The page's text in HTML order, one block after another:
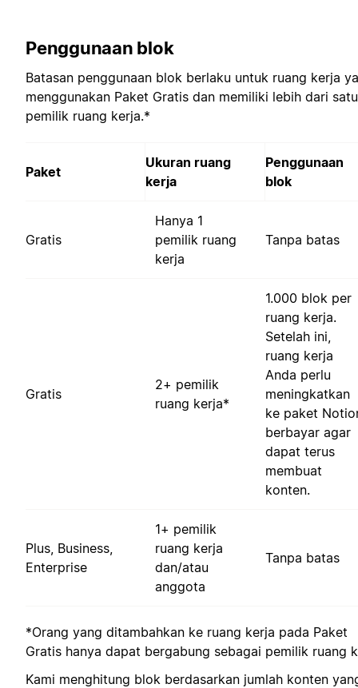
Penggunaan blok
Batasan penggunaan blok berlaku untuk ruang kerja
menggunakan Paket Gratis dan memiliki lebih dari satu
pemilik ruang kerja.*
Paket
Ukuran ruang
kerja
Penggunaan
blok
Gratis
Hanya 1
pemilik ruang
kerja
Tanpa batas
Gratis
2+ pemilik
ruang kerja*
1.000 blok per
ruang kerja.
Setelah ini,
ruang kerja
Anda perlu
meningkatkan
ke paket
berbayar agar
dapat terus
membuat
konten.
Plus, Business,
Enterprise
1+ pemilik
ruang kerja
dan/atau
anggota
Tanpa batas
*Orang yang ditambahkan ke ruang kerja pada Paket
Gratis hanya dapat bergabung sebagai pemilik ruang
Kami menghitung blok berdasarkan jumlah konten